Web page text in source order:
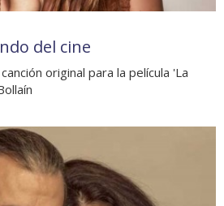
del cine
original para la película 'La